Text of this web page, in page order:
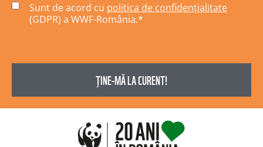
Sunt de acord cu politica de confidențialitate
(GDPR) a WWF-România.*